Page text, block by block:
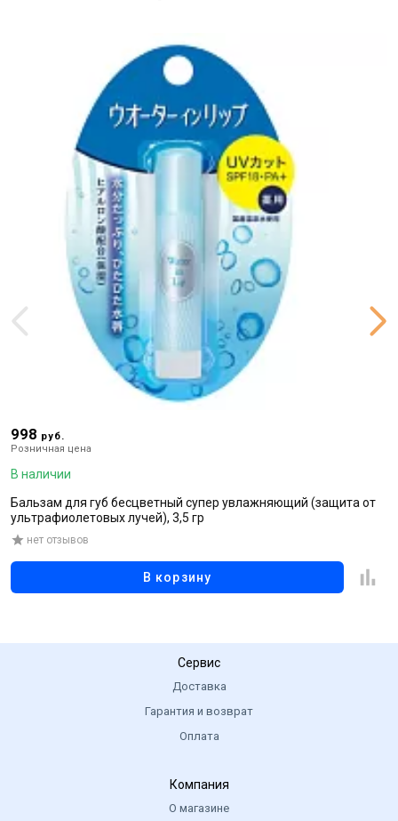
Состав Строка
аскорбилпальмитат, экстракт
цветков жасмина самбак
(jasminum sambac), масло
цветков ромашки аптечной
(chamomilla recutita), масло
цветков розы дамасской,
экстракт соссюреи обернутой.
Нет
998 руб.
Розничная цена
В наличии
Бальзам для губ бесцветный супер увлажняющий (защита от
ультрафиолетовых лучей), 3,5 гр
нет отзывов
В корзину
Сервис
Доставка
Гарантия и возврат
Оплата
Компания
О магазине